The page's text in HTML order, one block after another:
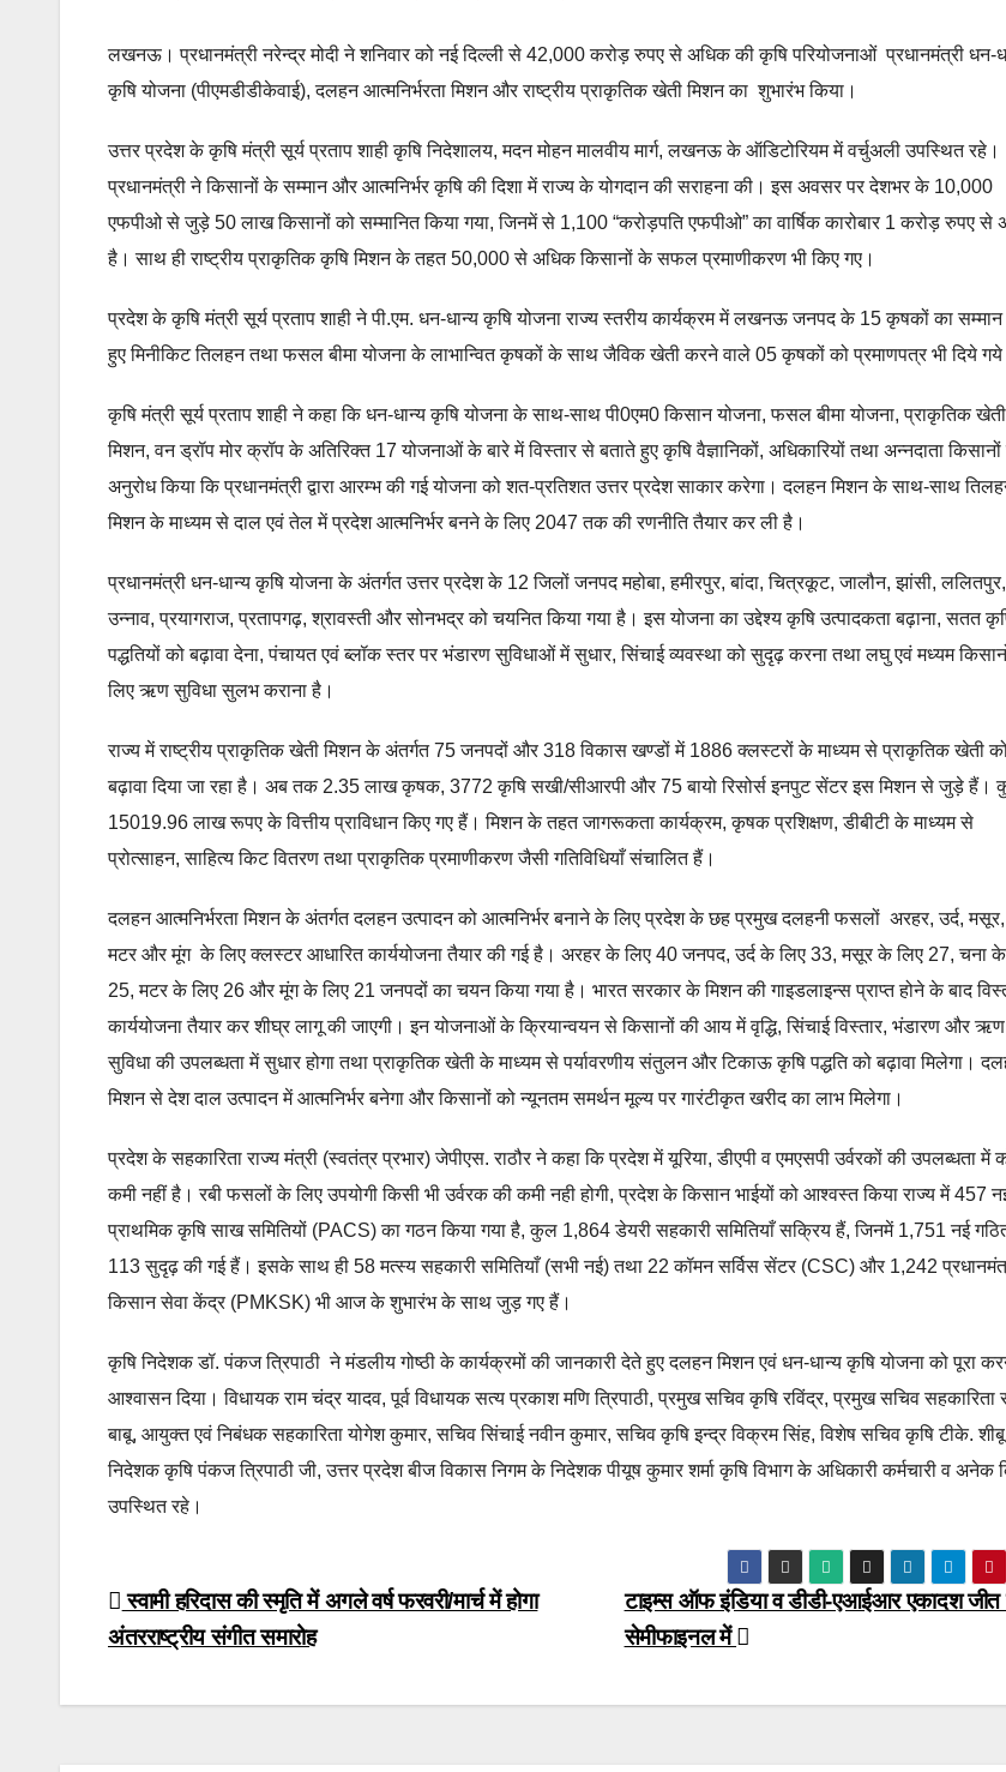
लखनऊ। प्रधानमंत्री नरेन्द्र मोदी ने शनिवार को नई दिल्ली से 42,000 करोड़ रुपए से अधिक की कृषि परियोजनाओं प्रधानमंत्री धन-
कृषि योजना (पीएमडीडीकेवाई), दलहन आत्मनिर्भरता मिशन और राष्ट्रीय प्राकृतिक खेती मिशन का शुभारंभ किया।
उत्तर प्रदेश के कृषि मंत्री सूर्य प्रताप शाही कृषि निदेशालय, मदन मोहन मालवीय मार्ग, लखनऊ के ऑडिटोरियम में वर्चुअली उपस्थित रहे।
प्रधानमंत्री ने किसानों के सम्मान और आत्मनिर्भर कृषि की दिशा में राज्य के योगदान की सराहना की। इस अवसर पर देशभर के 10,000
एफपीओ से जुड़े 50 लाख किसानों को सम्मानित किया गया, जिनमें से 1,100 “करोड़पति एफपीओ” का वार्षिक कारोबार 1 करोड़ रुपए से
है। साथ ही राष्ट्रीय प्राकृतिक कृषि मिशन के तहत 50,000 से अधिक किसानों के सफल प्रमाणीकरण भी किए गए।
प्रदेश के कृषि मंत्री सूर्य प्रताप शाही ने पी.एम. धन-धान्य कृषि योजना राज्य स्तरीय कार्यक्रम में लखनऊ जनपद के 15 कृषकों का
हुए मिनीकिट तिलहन तथा फसल बीमा योजना के लाभान्वित कृषकों के साथ जैविक खेती करने वाले 05 कृषकों को प्रमाणपत्र भी दिये
कृषि मंत्री सूर्य प्रताप शाही ने कहा कि धन-धान्य कृषि योजना के साथ-साथ पी0एम0 किसान योजना, फसल बीमा योजना, प्राकृतिक खेती
मिशन, वन ड्रॉप मोर क्रॉप के अतिरिक्त 17 योजनाओं के बारे में विस्तार से बताते हुए कृषि वैज्ञानिकों, अधिकारियों तथा अन्नदाता
अनुरोध किया कि प्रधानमंत्री द्वारा आरम्भ की गई योजना को शत-प्रतिशत उत्तर प्रदेश साकार करेगा। दलहन मिशन के साथ-साथ
मिशन के माध्यम से दाल एवं तेल में प्रदेश आत्मनिर्भर बनने के लिए 2047 तक की रणनीति तैयार कर ली है।
प्रधानमंत्री धन-धान्य कृषि योजना के अंतर्गत उत्तर प्रदेश के 12 जिलों जनपद महोबा, हमीरपुर, बांदा, चित्रकूट, जालौन, झांसी, ललितपुर,
उन्नाव, प्रयागराज, प्रतापगढ़, श्रावस्ती और सोनभद्र को चयनित किया गया है। इस योजना का उद्देश्य कृषि उत्पादकता बढ़ाना, सतत
पद्धतियों को बढ़ावा देना, पंचायत एवं ब्लॉक स्तर पर भंडारण सुविधाओं में सुधार, सिंचाई व्यवस्था को सुदृढ़ करना तथा लघु एवं मध्यम
लिए ऋण सुविधा सुलभ कराना है।
राज्य में राष्ट्रीय प्राकृतिक खेती मिशन के अंतर्गत 75 जनपदों और 318 विकास खण्डों में 1886 क्लस्टरों के माध्यम से प्राकृतिक खेती
बढ़ावा दिया जा रहा है। अब तक 2.35 लाख कृषक, 3772 कृषि सखी/सीआरपी और 75 बायो रिसोर्स इनपुट सेंटर इस मिशन से जुड़े हैं।
15019.96 लाख रूपए के वित्तीय प्राविधान किए गए हैं। मिशन के तहत जागरूकता कार्यक्रम, कृषक प्रशिक्षण, डीबीटी के माध्यम से
प्रोत्साहन, साहित्य किट वितरण तथा प्राकृतिक प्रमाणीकरण जैसी गतिविधियाँ संचालित हैं।
दलहन आत्मनिर्भरता मिशन के अंतर्गत दलहन उत्पादन को आत्मनिर्भर बनाने के लिए प्रदेश के छह प्रमुख दलहनी फसलों अरहर, उर्द,
मटर और मूंग के लिए क्लस्टर आधारित कार्ययोजना तैयार की गई है। अरहर के लिए 40 जनपद, उर्द के लिए 33, मसूर के लिए 27, चना
25, मटर के लिए 26 और मूंग के लिए 21 जनपदों का चयन किया गया है। भारत सरकार के मिशन की गाइडलाइन्स प्राप्त होने के बाद
कार्ययोजना तैयार कर शीघ्र लागू की जाएगी। इन योजनाओं के क्रियान्वयन से किसानों की आय में वृद्धि, सिंचाई विस्तार, भंडारण और ऋण
सुविधा की उपलब्धता में सुधार होगा तथा प्राकृतिक खेती के माध्यम से पर्यावरणीय संतुलन और टिकाऊ कृषि पद्धति को बढ़ावा मिलेगा।
मिशन से देश दाल उत्पादन में आत्मनिर्भर बनेगा और किसानों को न्यूनतम समर्थन मूल्य पर गारंटीकृत खरीद का लाभ मिलेगा।
प्रदेश के सहकारिता राज्य मंत्री (स्वतंत्र प्रभार) जेपीएस. राठौर ने कहा कि प्रदेश में यूरिया, डीएपी व एमएसपी उर्वरकों की उपलब्धता में
कमी नहीं है। रबी फसलों के लिए उपयोगी किसी भी उर्वरक की कमी नही होगी, प्रदेश के किसान भाईयों को आश्वस्त किया राज्य में 457
प्राथमिक कृषि साख समितियों (PACS) का गठन किया गया है, कुल 1,864 डेयरी सहकारी समितियाँ सक्रिय हैं, जिनमें 1,751 नई
113 सुदृढ़ की गई हैं। इसके साथ ही 58 मत्स्य सहकारी समितियाँ (सभी नई) तथा 22 कॉमन सर्विस सेंटर (CSC) और 1,242
किसान सेवा केंद्र (PMKSK) भी आज के शुभारंभ के साथ जुड़ गए हैं।
कृषि निदेशक डॉ. पंकज त्रिपाठी ने मंडलीय गोष्ठी के कार्यक्रमों की जानकारी देते हुए दलहन मिशन एवं धन-धान्य कृषि योजना को पूरा
आश्वासन दिया। विधायक राम चंद्र यादव, पूर्व विधायक सत्य प्रकाश मणि त्रिपाठी, प्रमुख सचिव कृषि रविंद्र, प्रमुख सचिव सहकारिता
बाबू, आयुक्त एवं निबंधक सहकारिता योगेश कुमार, सचिव सिंचाई नवीन कुमार, सचिव कृषि इन्द्र विक्रम सिंह, विशेष सचिव कृषि टीके.
निदेशक कृषि पंकज त्रिपाठी जी, उत्तर प्रदेश बीज विकास निगम के निदेशक पीयूष कुमार शर्मा कृषि विभाग के अधिकारी कर्मचारी व अनेक
उपस्थित रहे।
Post
navigation
टाइम्स ऑफ इंडिया व डीडी-एआईआर एकादश
सेमीफाइनल में
स्वामी हरिदास की स्मृति में अगले वर्ष फरवरी/मार्च में होगा
अंतरराष्ट्रीय संगीत समारोह